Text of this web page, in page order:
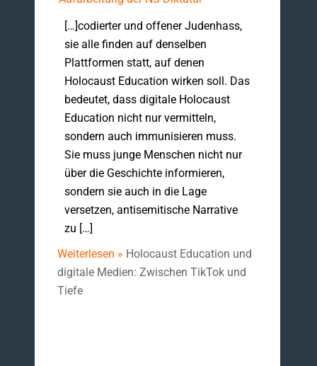
[…]codierter und offener Judenhass,
sie alle finden auf denselben
Plattformen statt, auf denen
Holocaust Education wirken soll. Das
bedeutet, dass digitale Holocaust
Education nicht nur vermitteln,
sondern auch immunisieren muss.
Sie muss junge Menschen nicht nur
über die Geschichte informieren,
sondern sie auch in die Lage
versetzen, antisemitische Narrative
zu […]
Weiterlesen » Holocaust Education und
digitale Medien: Zwischen TikTok und
Tiefe